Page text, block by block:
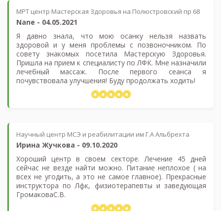
МРТ центр Мастерская Здоровья на Полюстровский пр 68
Nane - 04.05.2021
Я давно знала, что мою осанку нельзя назвать
здоровой и у меня проблемы с позвоночником. По
совету знакомых посетила Мастерскую Здоровья.
Пришла на прием к специалисту по ЛФК. Мне назначили
лечебный массаж. После первого сеанса я
почувствовала улучшения! Буду продолжать ходить!
Научный центр МСЭ и реабилитации им Г.А Альбрехта
Ирина Жучкова - 09.10.2020
Хороший центр в своем секторе. Лечение 45 дней
сейчас не везде найти можно. Питание неплохое ( на
всех не угодить, а это не самое главное). Прекрасные
инструктора по Лфк, физиотерапевты и заведующая
ГромаковаС.В.